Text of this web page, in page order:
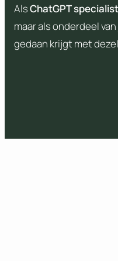
AlsChatGPTspecialist
maar als onderdeel
gedaan krijgt met